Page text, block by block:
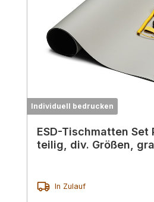
Individuell bedrucken
ESD-Tischmatten Set
teilig, div. Größen,
In Zulauf